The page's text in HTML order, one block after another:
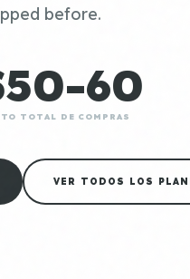
before.
60
TOTAL DE COMPRAS
VER TODOS LOS